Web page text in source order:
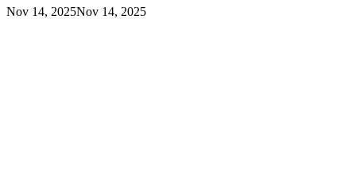
Nov 14, 2025Nov 14, 2025